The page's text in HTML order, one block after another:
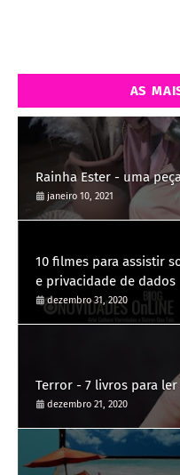
AS
Rainha
janeiro 10, 2021
10 filmes para assistir
e privacidade de dados
dezembro 31, 2020
Terror - 7 livros para ler
dezembro 21, 2020